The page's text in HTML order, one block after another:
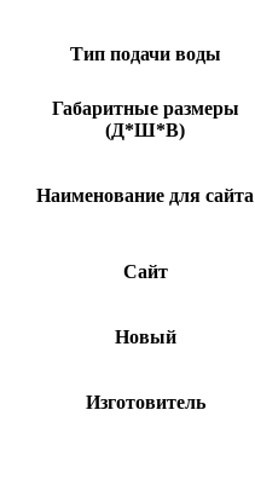
Тип подачи воды
Габаритные размеры
(Д*Ш*В)
Наименование для сайта
Сайт
Новый
Изготовитель